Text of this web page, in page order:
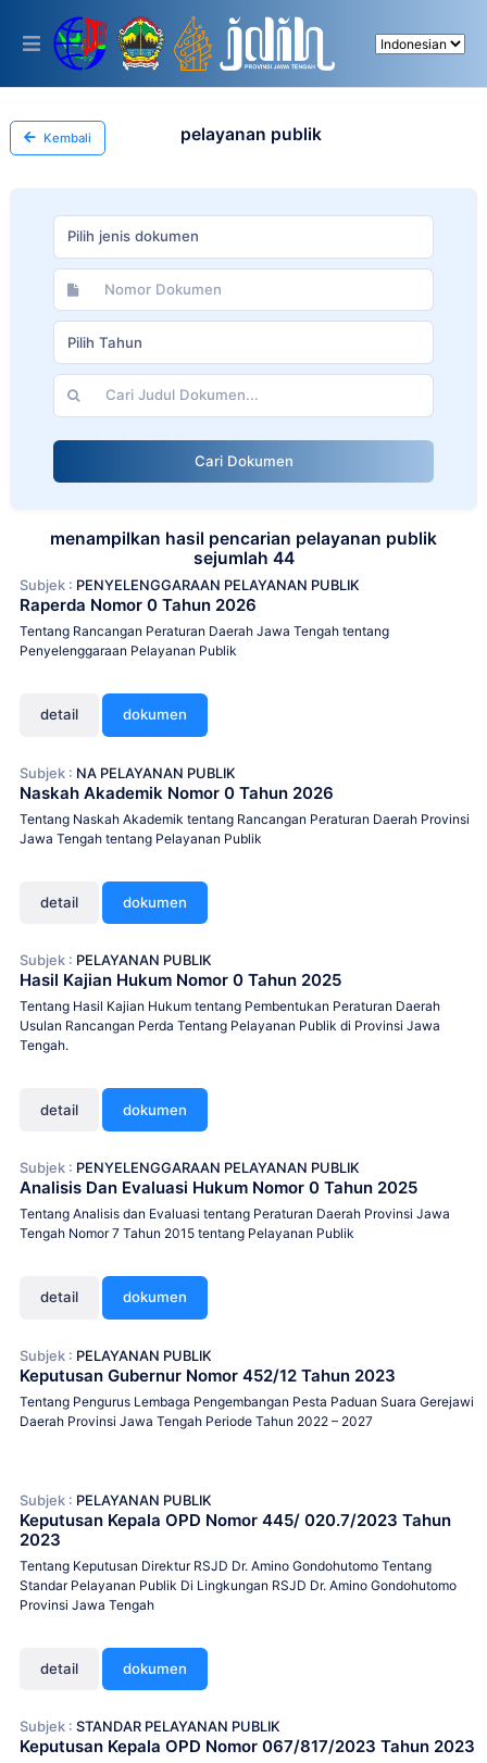
This
includes
accessibility
system.
Kembali pelayanan publik
Pilih jenis dokumen
Pilih Tahun
Cari Dokumen
menampilkan hasil pencarian pelayanan publik
sejumlah 44
Subjek : PENYELENGGARAAN PELAYANAN PUBLIK
Raperda Nomor 0 Tahun 2026
Tentang Rancangan Peraturan Daerah Jawa Tengah tentang
Penyelenggaraan Pelayanan Publik
detail dokumen
Subjek : NA PELAYANAN PUBLIK
Naskah Akademik Nomor 0 Tahun 2026
Tentang Naskah Akademik tentang Rancangan Peraturan Daerah Provinsi
Jawa Tengah tentang Pelayanan Publik
detail dokumen
Subjek : PELAYANAN PUBLIK
Hasil Kajian Hukum Nomor 0 Tahun 2025
Tentang Hasil Kajian Hukum tentang Pembentukan Peraturan Daerah
Usulan Rancangan Perda Tentang Pelayanan Publik di Provinsi Jawa
Tengah.
detail dokumen
Subjek : PENYELENGGARAAN PELAYANAN PUBLIK
Analisis Dan Evaluasi Hukum Nomor 0 Tahun 2025
Tentang Analisis dan Evaluasi tentang Peraturan Daerah Provinsi Jawa
Tengah Nomor 7 Tahun 2015 tentang Pelayanan Publik
detail dokumen
Subjek : PELAYANAN PUBLIK
Keputusan Gubernur Nomor 452/12 Tahun 2023
Tentang Pengurus Lembaga Pengembangan Pesta Paduan Suara Gerejawi
Daerah Provinsi Jawa Tengah Periode Tahun 2022 – 2027
Subjek : PELAYANAN PUBLIK
Keputusan Kepala OPD Nomor 445/ 020.7/2023 Tahun
2023
Tentang Keputusan Direktur RSJD Dr. Amino Gondohutomo Tentang
Standar Pelayanan Publik Di Lingkungan RSJD Dr. Amino Gondohutomo
Provinsi Jawa Tengah
detail dokumen
Subjek : STANDAR PELAYANAN PUBLIK
Keputusan Kepala OPD Nomor 067/817/2023 Tahun 2023